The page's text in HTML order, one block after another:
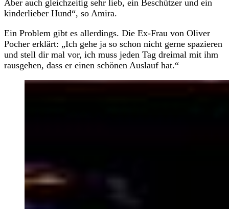
Aber auch gleichzeitig sehr lieb, ein Beschützer und ein
kinderlieber Hund“, so Amira.
Ein Problem gibt es allerdings. Die Ex-Frau von Oliver
Pocher erklärt: „Ich gehe ja so schon nicht gerne spazieren
und stell dir mal vor, ich muss jeden Tag dreimal mit ihm
rausgehen, dass er einen schönen Auslauf hat.“